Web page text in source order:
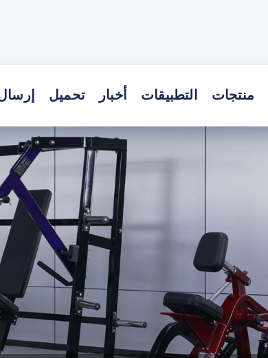
منتجات التطبيقات أخبار تحميل